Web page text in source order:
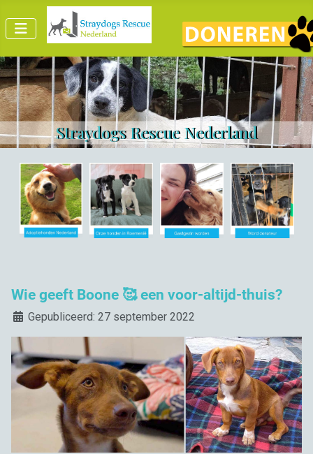
Straydogs Rescue Nederland
Wie geeft Boone 🥰 een voor-altijd-thuis?
DetailsGepubliceerd: 27 september 2022